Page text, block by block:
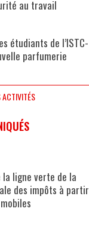
au travail
étudiants de l’ISTC-
parfumerie
ligne verte de la
des impôts à partir